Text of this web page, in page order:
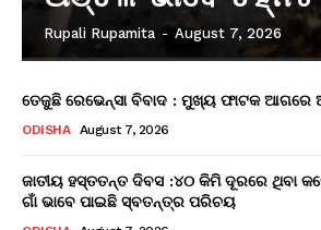
Rupali Rupamita - August 7, 2026
ତେଜୁଛି ରେଭେନ୍ସା ବିବାଦ : ମୁଖ୍ୟ ଫାଟକ
ODISHA August 7, 2026
ଜାତୀୟ ହସ୍ତତନ୍ତ ଦିବସ :୪୦ କିମି ଦୂରରେ ଥିବା
ଗାଁ ଭାବେ ପାଇଛି ସ୍ବତନ୍ତ୍ର ପରିଚୟ